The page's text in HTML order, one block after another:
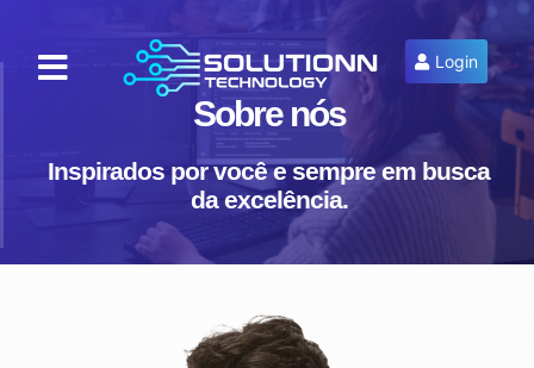
Login
Sobre nós
Inspirados por você e sempre em busca
da excelência.